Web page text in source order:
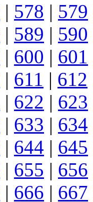
| 578 | 579
| 589 | 590
| 600 | 601
| 611 | 612
| 622 | 623
| 633 | 634
| 644 | 645
| 655 | 656
| 666 | 667